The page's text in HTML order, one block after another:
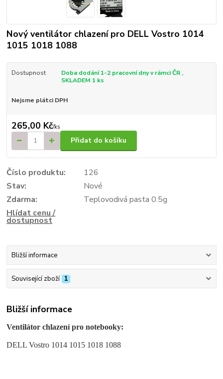
Nový ventilátor chlazení pro DELL Vostro 1014
1015 1018 1088
Dostupnost
Doba dodání 1-2 pracovní dny v rámci ČR ,
SKLADEM 1 ks
Nejsme plátci DPH
265,00 Kč/ks
Přidat do košíku
Číslo produktu:
126
Stav:
Nové
Zdarma:
Teplovodivá pasta 0.5g
Hlídat cenu /
dostupnost
Bližší informace
Související zboží 1
Bližší informace
Ventilátor chlazení pro notebooky:
DELL Vostro 1014 1015 1018 1088